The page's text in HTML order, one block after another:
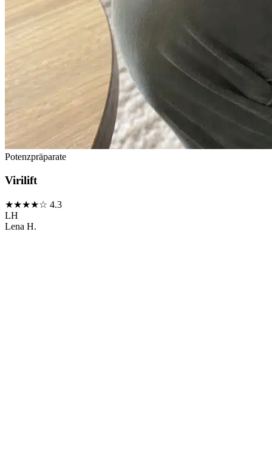
Potenzpräparate
Virilift
★★★★☆ 4.3
LH
Lena H.